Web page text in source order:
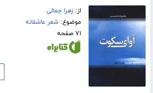
از:زهرا جمالی
موضوع:شعر عاشقانه
۷۱ صفحه